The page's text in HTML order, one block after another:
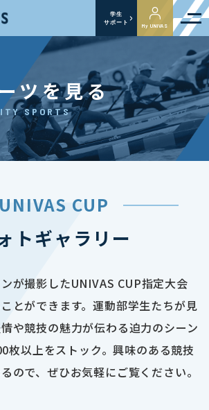
学生
サポート
My UNIVAS
ツを見る
SPORTS
UNIVAS CUP
トギャラリー
が撮影したUNIVAS CUP指定大会
とができます。運動部学生たちが見
や競技の魅力が伝わる迫力のシーン
枚以上をストック。興味のある競技
ので、ぜひお気軽にご覧ください。